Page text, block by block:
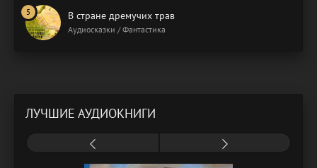
В стране дремучих трав
Аудиосказки / Фантастика
ЛУЧШИЕ АУДИОКНИГИ